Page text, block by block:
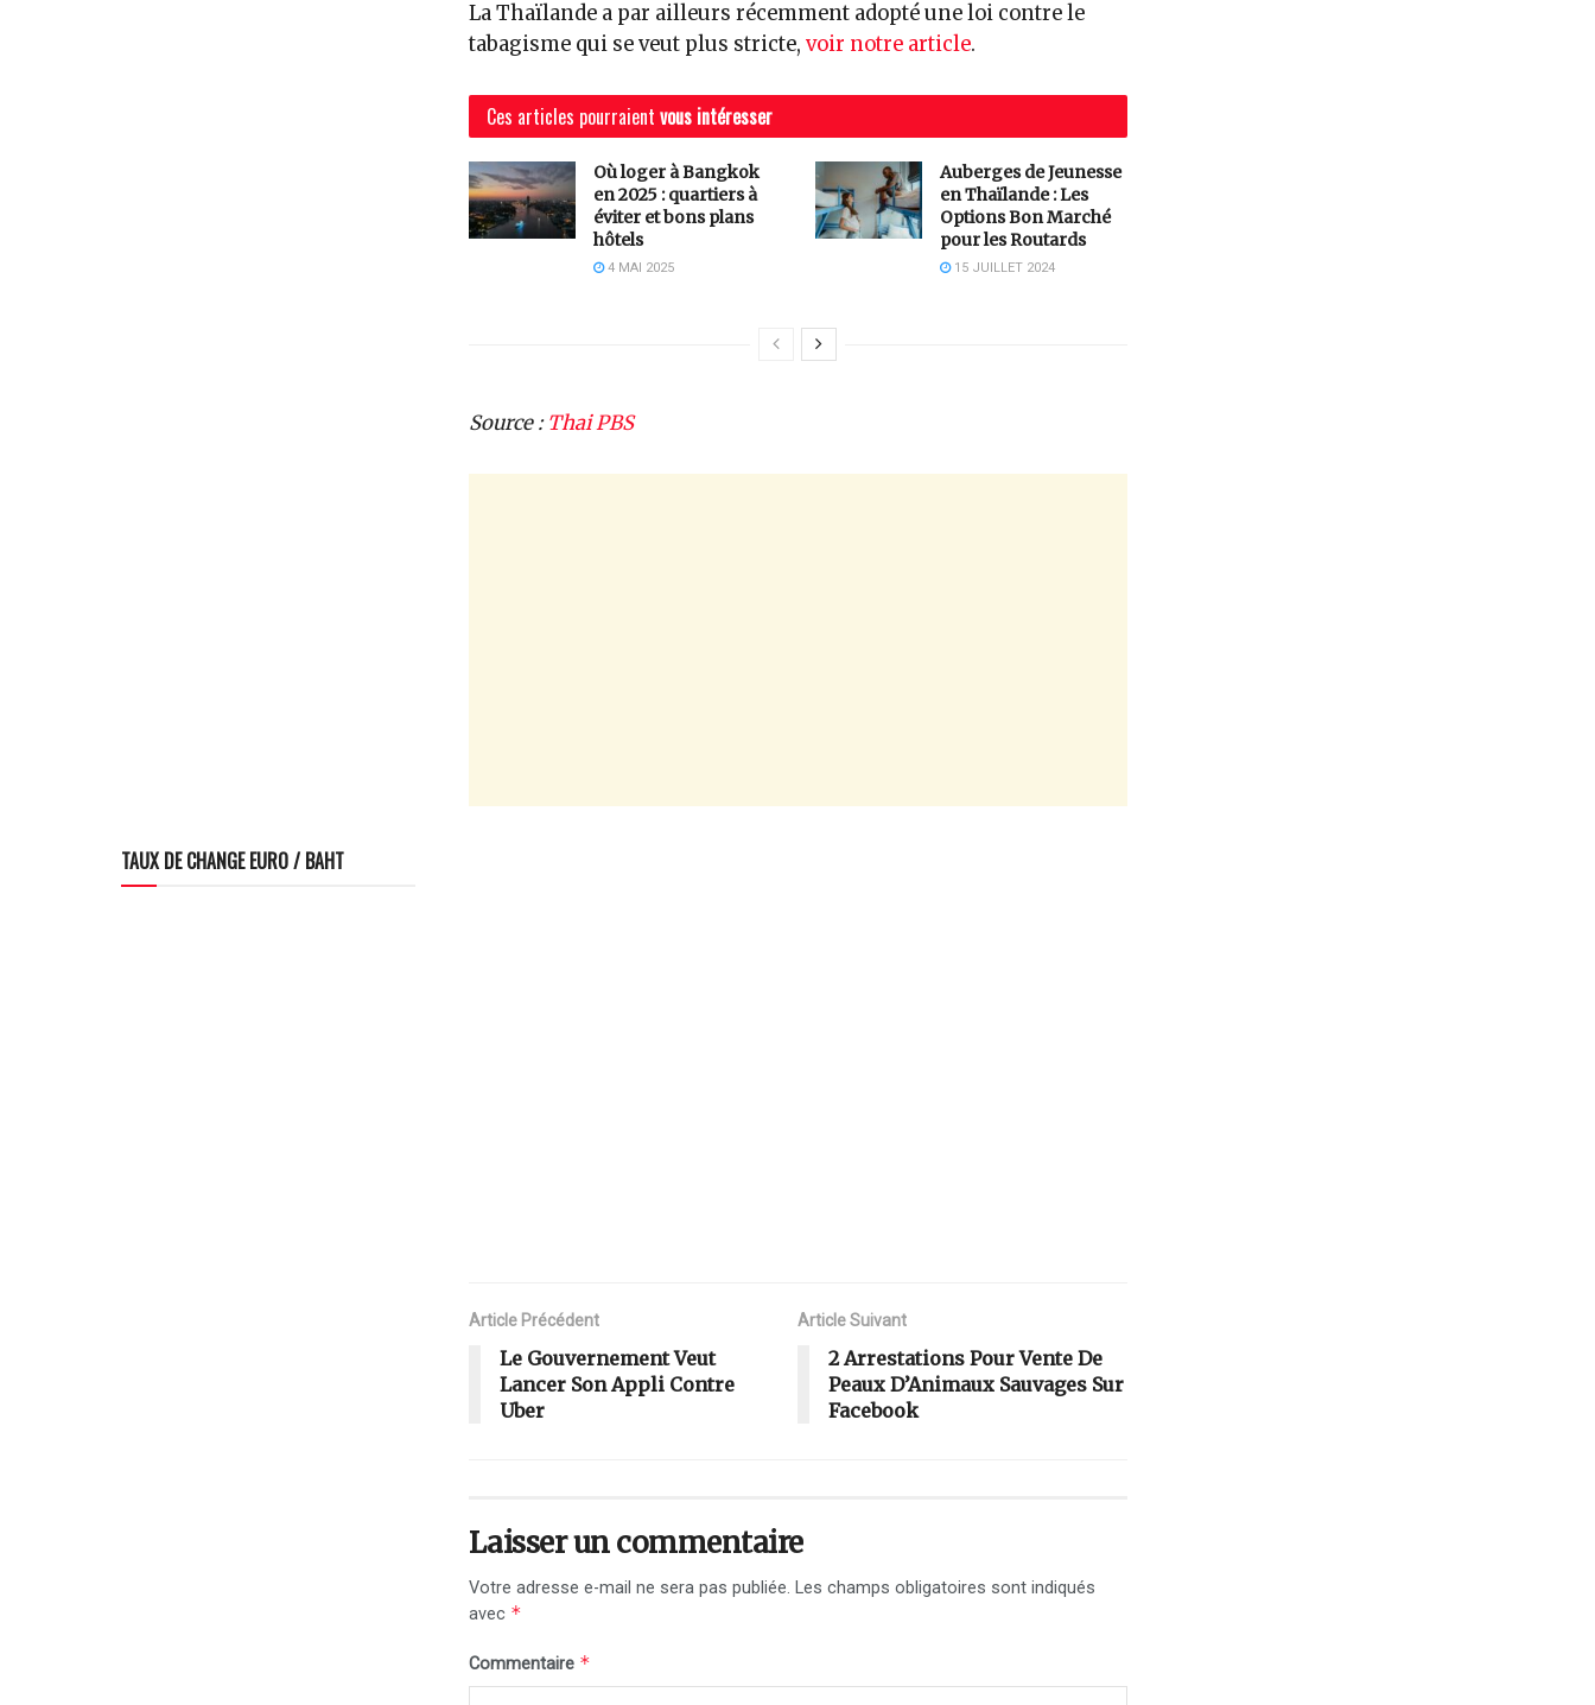
La Thaïlande a par ailleurs récemment adopté une loi contre le
tabagisme qui se veut plus stricte, voir notre article.
Ces articles pourraient vous intéresser
Où loger à Bangkok
en 2025 : quartiers à
éviter et bons plans
hôtels
4 MAI 2025
Auberges de Jeunesse
en Thaïlande : Les
Options Bon Marché
pour les Routards
15 JUILLET 2024
Source :Thai PBS
Article Précédent
Le Gouvernement Veut
Lancer Son Appli Contre
Uber
Article Suivant
2 Arrestations Pour Vente De
Peaux D’Animaux Sauvages Sur
Facebook
Laisser un commentaire
Votre adresse e-mail ne sera pas publiée. Les champs obligatoires sont indiqués
avec *
Commentaire *
TAUX DE CHANGE EURO / BAHT